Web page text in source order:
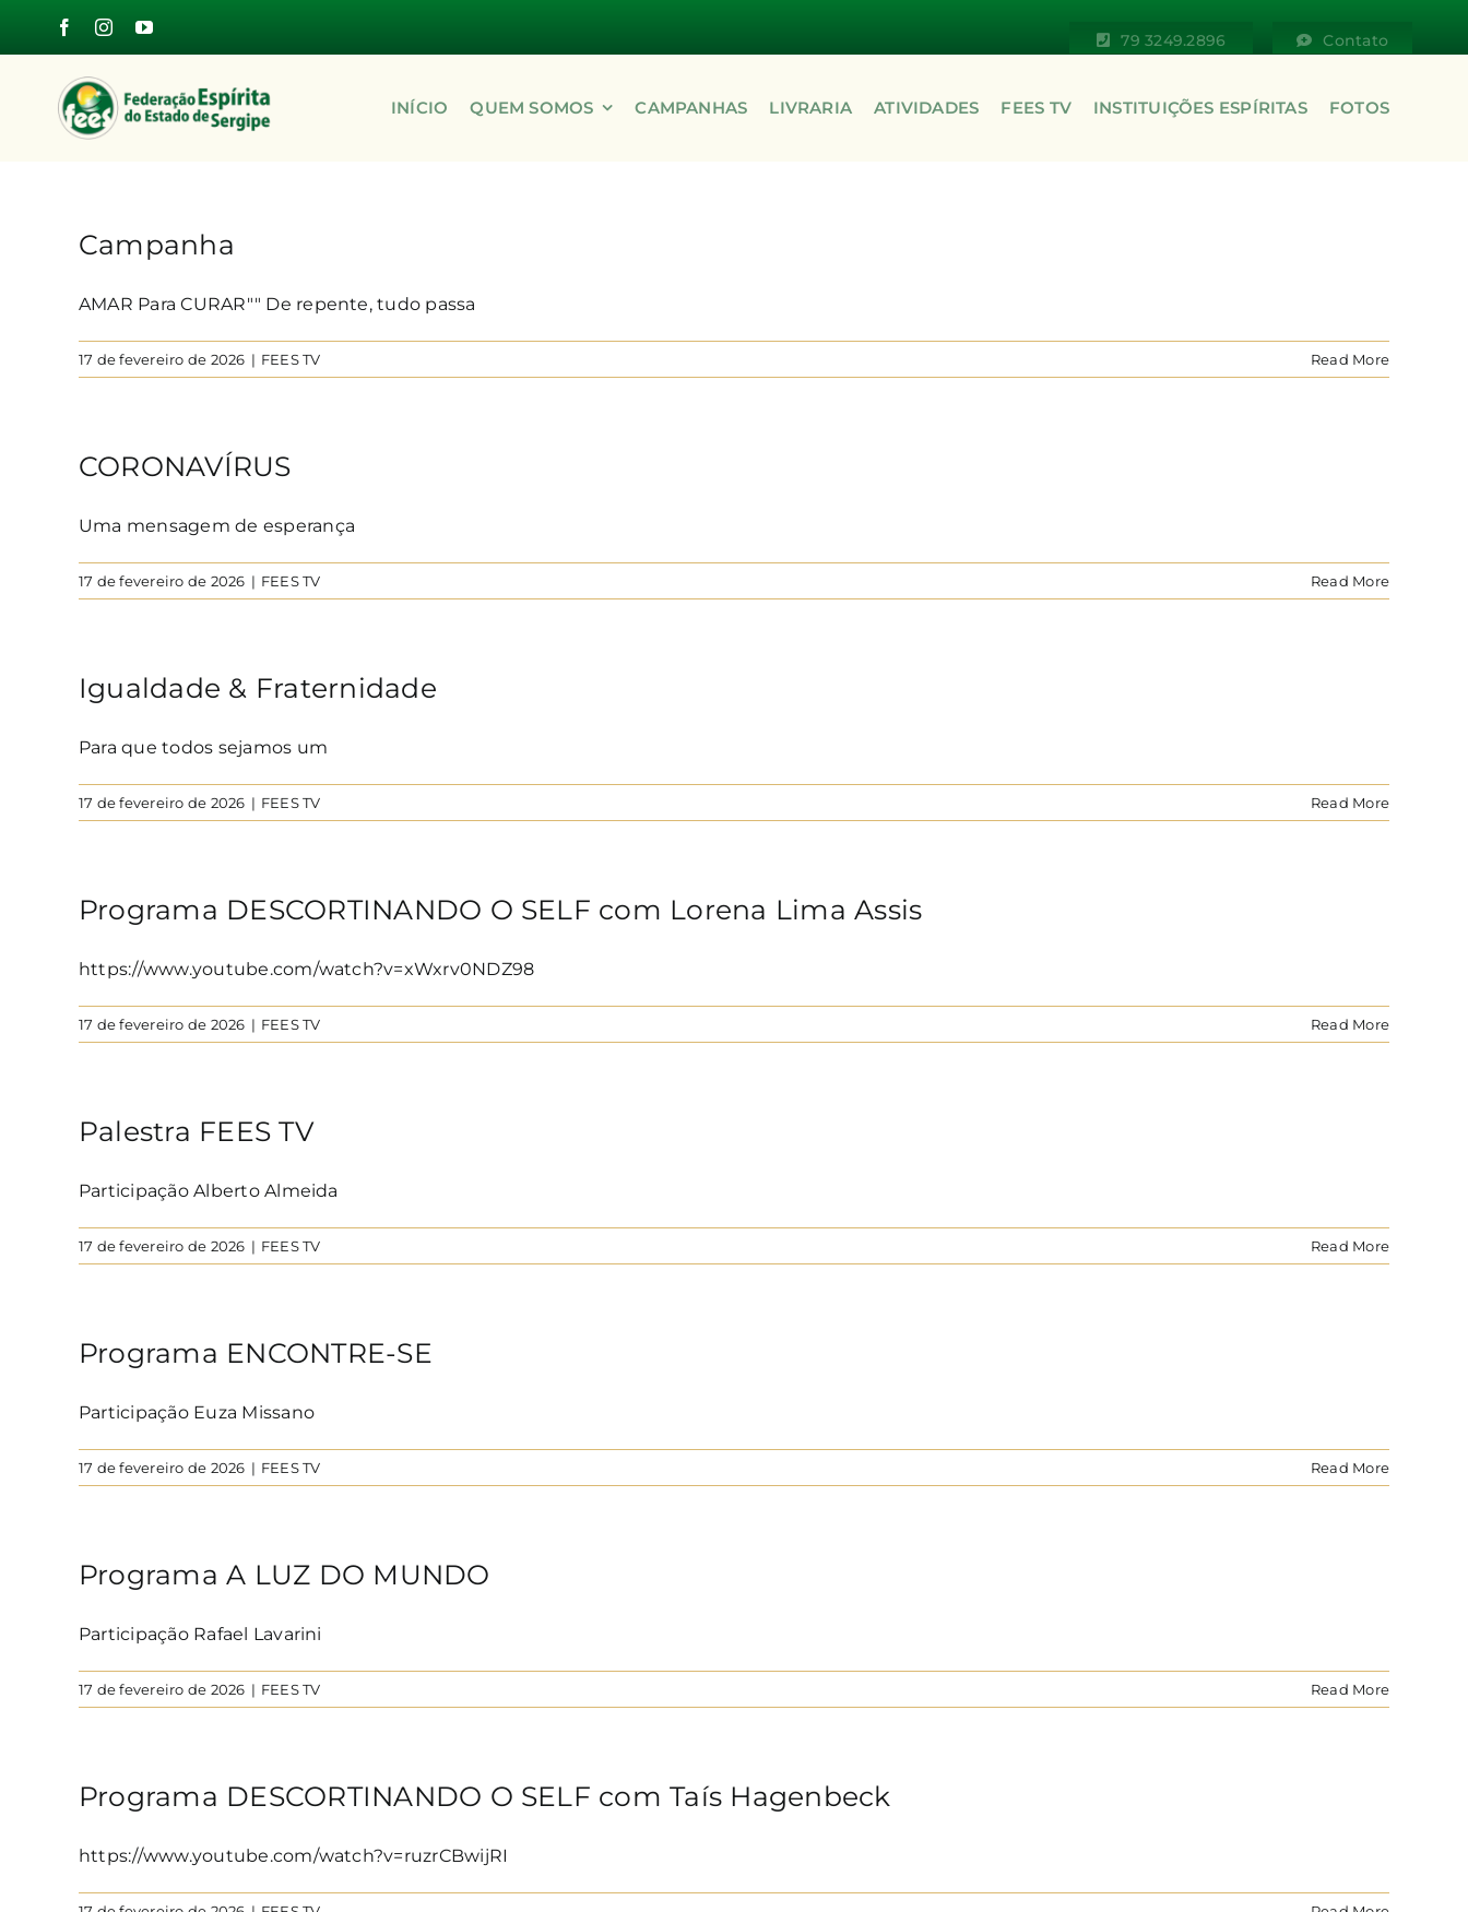
79 3249.2896 Contato
INÍCIO QUEM SOMOS CAMPANHAS LIVRARIA ATIVIDADES FEES TV INSTITUIÇÕES ESPÍRITAS FOTOS
Campanha
AMAR Para CURAR"" De repente, tudo passa
17 de fevereiro de 2026 | FEES TV Read More
CORONAVÍRUS
Uma mensagem de esperança
17 de fevereiro de 2026 | FEES TV Read More
Igualdade & Fraternidade
Para que todos sejamos um
17 de fevereiro de 2026 | FEES TV Read More
Programa DESCORTINANDO O SELF com Lorena Lima Assis
https://www.youtube.com/watch?v=xWxrv0NDZ98
17 de fevereiro de 2026 | FEES TV Read More
Palestra FEES TV
Participação Alberto Almeida
17 de fevereiro de 2026 | FEES TV Read More
Programa ENCONTRE-SE
Participação Euza Missano
17 de fevereiro de 2026 | FEES TV Read More
Programa A LUZ DO MUNDO
Participação Rafael Lavarini
17 de fevereiro de 2026 | FEES TV Read More
Programa DESCORTINANDO O SELF com Taís Hagenbeck
https://www.youtube.com/watch?v=ruzrCBwijRI